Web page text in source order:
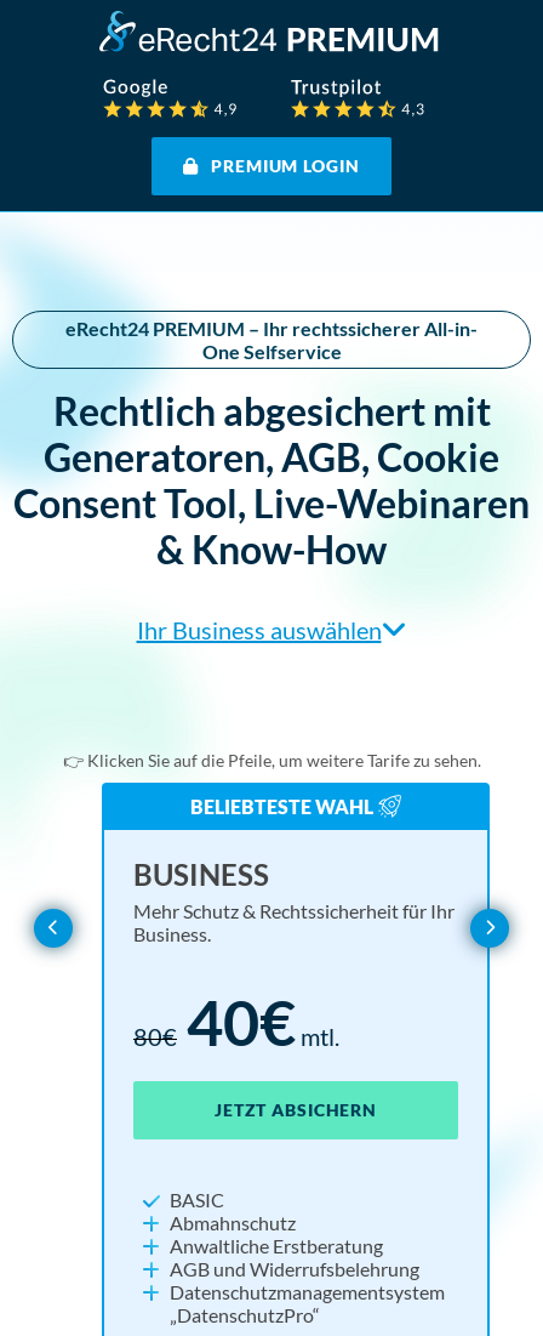
PREMIUM LOGIN
eRecht24 PREMIUM – Ihr rechtssicherer All-in-
One Selfservice
Rechtlich abgesichert mit
Generatoren, AGB, Cookie
Consent Tool, Live-Webinaren
& Know-How
Ihr Business auswählen
Online-Shop
Verein
Webseitenbetreiber
👉 Klicken Sie auf die Pfeile, um weitere Tarife zu sehen.
BELIEBTESTE WAHL
BASIC
BUSINESS
Alles, was Sie für eine rechtssichere Website brauchen.
Mehr Schutz & Rechtssicherheit für Ihr
Business.
15€mtl.
80€ 40€ mtl.
JETZT ABSICHERNJETZT ABSICHERN
NEU: Widerrufsbutton
Impressum und Datenschutz
Cookie Consent Tool
Social Media absichern
Tools für Barrierefreiheit und KI
BASIC
Abmahnschutz
Anwaltliche Erstberatung
AGB und Widerrufsbelehrung
Datenschutzmanagementsystem
„DatenschutzPro“